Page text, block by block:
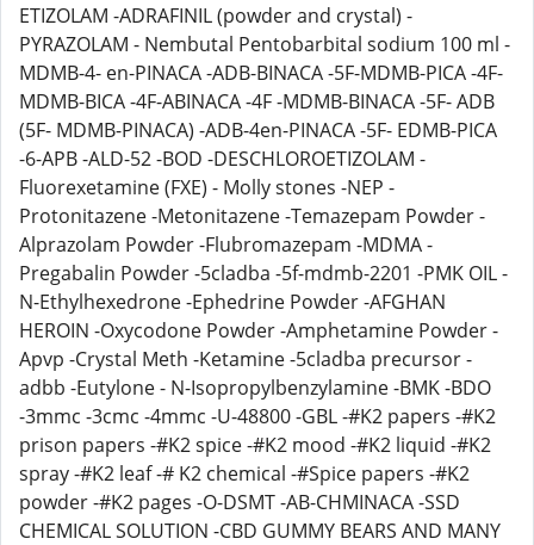
ETIZOLAM -ADRAFINIL (powder and crystal) -
PYRAZOLAM - Nembutal Pentobarbital sodium 100 ml -
MDMB-4- en-PINACA -ADB-BINACA -5F-MDMB-PICA -4F-
MDMB-BICA -4F-ABINACA -4F -MDMB-BINACA -5F- ADB
(5F- MDMB-PINACA) -ADB-4en-PINACA -5F- EDMB-PICA
-6-APB -ALD-52 -BOD -DESCHLOROETIZOLAM -
Fluorexetamine (FXE) - Molly stones -NEP -
Protonitazene -Metonitazene -Temazepam Powder -
Alprazolam Powder -Flubromazepam -MDMA -
Pregabalin Powder -5cladba -5f-mdmb-2201 -PMK OIL -
N-Ethylhexedrone -Ephedrine Powder -AFGHAN
HEROIN -Oxycodone Powder -Amphetamine Powder -
Apvp -Crystal Meth -Ketamine -5cladba precursor -
adbb -Eutylone - N-Isopropylbenzylamine -BMK -BDO
-3mmc -3cmc -4mmc -U-48800 -GBL -#K2 papers -#K2
prison papers -#K2 spice -#K2 mood -#K2 liquid -#K2
spray -#K2 leaf -# K2 chemical -#Spice papers -#K2
powder -#K2 pages -O-DSMT -AB-CHMINACA -SSD
CHEMICAL SOLUTION -CBD GUMMY BEARS AND MANY